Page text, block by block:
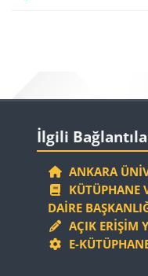
Bloklar
İlgili
ANKARA
KÜTÜPHANE
DAIRE
AÇIK ERIŞIM
E-